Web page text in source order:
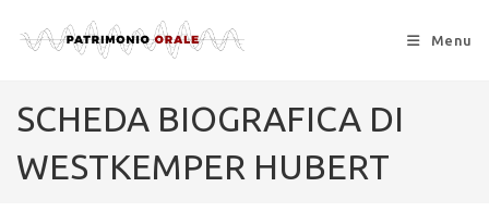
Menu
SCHEDA BIOGRAFICA DI
WESTKEMPER HUBERT